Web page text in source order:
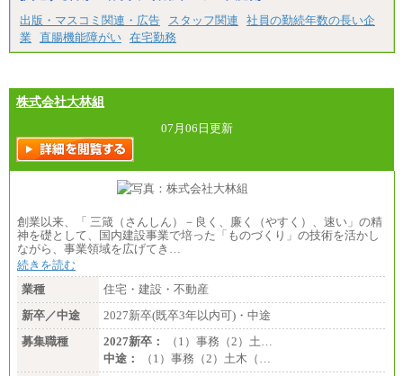
出版・マスコミ関連・広告
スタッフ関連
社員の勤続年数の長い企
業
直腸機能障がい 在宅勤務
株式会社大林組
07月06日更新
創業以来、「 三箴（さんしん）－良く、廉く（やすく）、速い」の精
神を礎として、国内建設事業で培った「ものづくり」の技術を活かし
ながら、事業領域を広げてき…
続きを読む
業種
住宅・建設・不動産
新卒／中途
2027新卒(既卒3年以内可)・中途
募集職種
2027新卒：
（1）事務（2）土…
中途：
（1）事務（2）土木（…